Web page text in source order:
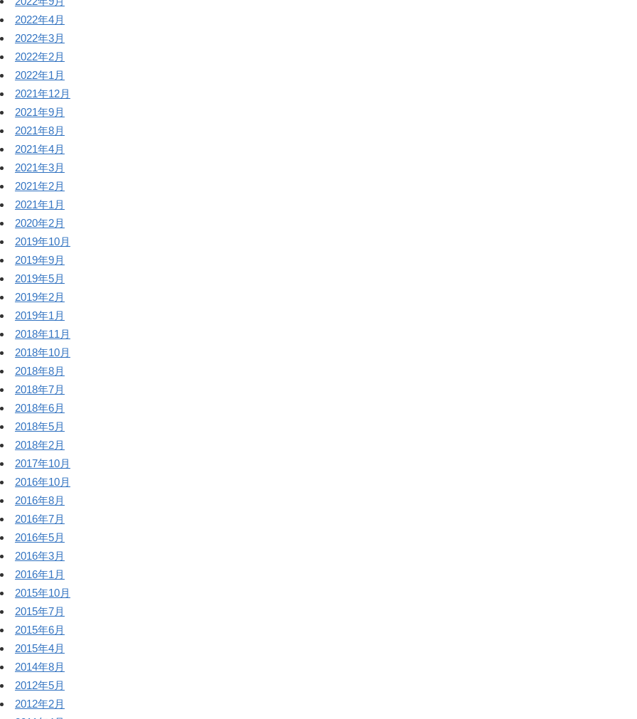
2022年4月
2022年3月
2022年2月
2022年1月
2021年12月
2021年9月
2021年8月
2021年4月
2021年3月
2021年2月
2021年1月
2020年2月
2019年10月
2019年9月
2019年5月
2019年2月
2019年1月
2018年11月
2018年10月
2018年8月
2018年7月
2018年6月
2018年5月
2018年2月
2017年10月
2016年10月
2016年8月
2016年7月
2016年5月
2016年3月
2016年1月
2015年10月
2015年7月
2015年6月
2015年4月
2014年8月
2012年5月
2012年2月